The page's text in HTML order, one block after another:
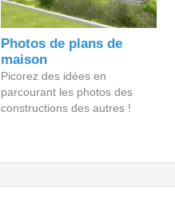
Photos de plans de
maison
Picorez des idées en
parcourant les photos des
constructions des autres !